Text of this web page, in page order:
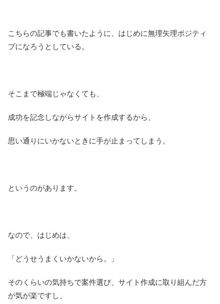
こちらの記事でも書いたように、はじめに無理矢理ポジティ
ブになろうとしている。
そこまで極端じゃなくても、
成功を記念しながらサイトを作成するから、
思い通りにいかないときに手が止まってしまう。
というのがあります。
なので、はじめは、
「どうせうまくいかないから。」
そのくらいの気持ちで案件選び、サイト作成に取り組んだ方
が気が楽ですし、